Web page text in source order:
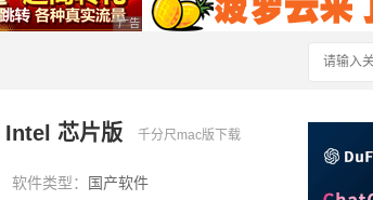
广告 商业广告，理性选择
Intel 芯片版 千分尺mac版下载
软件类型：
国产软件